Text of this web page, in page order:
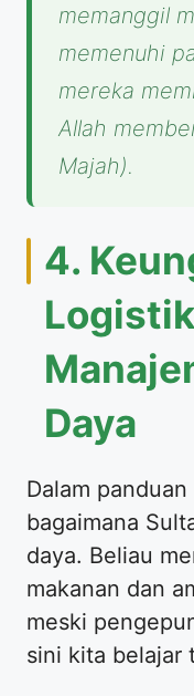
memanggil
memenuhi
mereka
Allah
Majah).
4.
Daya
Dalam
bagaimana
daya. Beliau
makanan dan
meski
sini kita belajar